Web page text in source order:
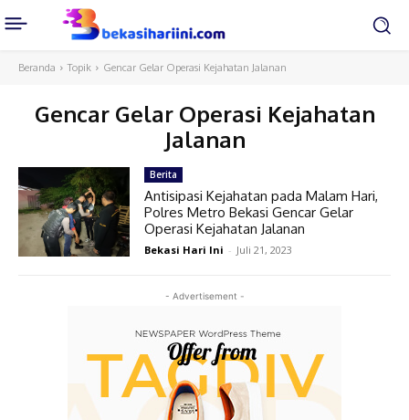
Beranda Topik Gencar Gelar Operasi Kejahatan Jalanan
Gencar Gelar Operasi Kejahatan
Jalanan
- Advertisement -
Berita
Antisipasi Kejahatan pada Malam Hari,
Polres Metro Bekasi Gencar Gelar
Operasi Kejahatan Jalanan
Bekasi Hari Ini - Juli 21, 2023